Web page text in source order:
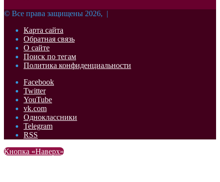
© Все права защищены 2026, |
Карта сайта
Обратная связь
О сайте
Поиск по тегам
Политика конфиденциальности
Facebook
Twitter
YouTube
vk.com
Одноклассники
Telegram
RSS
Кнопка «Наверх»